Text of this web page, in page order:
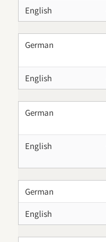
English
German
English
German
English
German
English